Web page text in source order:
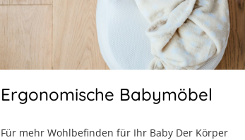
Ergonomische Babymöbel
Für mehr Wohlbefinden für Ihr Baby Der Körper